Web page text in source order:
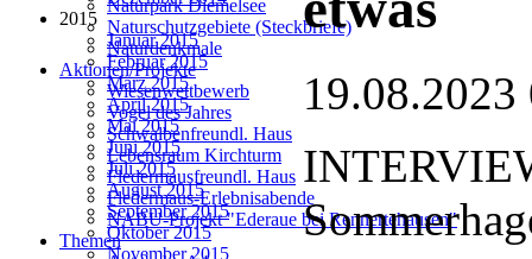
Naturpark Diemelsee
Naturschutzgebiete (Steckbriefe)
Naturdenkmale
Aktionen/Projekte
Wiesenwettbewerb
Vogel des Jahres
Schwalbenfreundl. Haus
Lebensraum Kirchturm
Fledermausfreundl. Haus
Fledermaus-Erlebnisabende
NABU-Projekt "Ederaue bei Rennertehausen"
Themen
2015
Januar 2015
Februar 2015
März 2015
April 2015
Mai 2015
Juni 2015
Juli 2015
August 2015
September 2015
Oktober 2015
November 2015
19.08.2023